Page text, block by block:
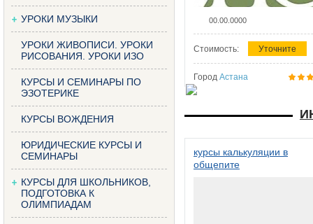
УРОКИ МУЗЫКИ
УРОКИ ЖИВОПИСИ. УРОКИ
РИСОВАНИЯ. УРОКИ ИЗО
КУРСЫ И СЕМИНАРЫ ПО
ЭЗОТЕРИКЕ
КУРСЫ ВОЖДЕНИЯ
ЮРИДИЧЕСКИЕ КУРСЫ И
СЕМИНАРЫ
КУРСЫ ДЛЯ ШКОЛЬНИКОВ,
ПОДГОТОВКА К
ОЛИМПИАДАМ
00.00.0000
Стоимость: Уточните
Город Астана
курсы калькуляции в
общепите